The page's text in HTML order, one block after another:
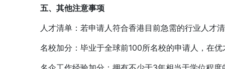
五、其他注意事项
人才清单：若申请人符合香港目前急需的行业人才
名校加分：毕业于全球前100所名校的申请人，在优